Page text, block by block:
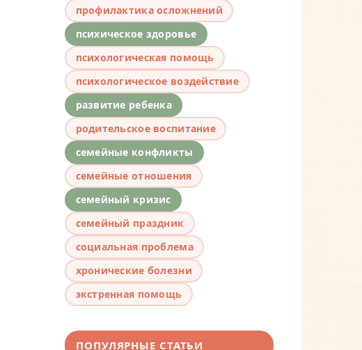
профилактика осложнений
психическое здоровье
психологическая помощь
психологическое воздействие
развитие ребенка
родительское воспитание
семейные конфликты
семейные отношения
семейный кризис
семейный праздник
социальная проблема
хронические болезни
экстренная помощь
ПОПУЛЯРНЫЕ СТАТЬИ